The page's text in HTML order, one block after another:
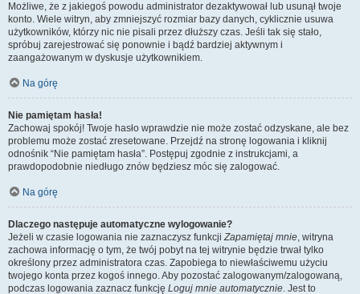
Możliwe, że z jakiegoś powodu administrator dezaktywował lub usunął twoje
konto. Wiele witryn, aby zmniejszyć rozmiar bazy danych, cyklicznie usuwa
użytkowników, którzy nic nie pisali przez dłuższy czas. Jeśli tak się stało,
spróbuj zarejestrować się ponownie i bądź bardziej aktywnym i
zaangażowanym w dyskusje użytkownikiem.
Na górę
Nie pamiętam hasła!
Zachowaj spokój! Twoje hasło wprawdzie nie może zostać odzyskane, ale bez
problemu może zostać zresetowane. Przejdź na stronę logowania i kliknij
odnośnik “Nie pamiętam hasła”. Postępuj zgodnie z instrukcjami, a
prawdopodobnie niedługo znów będziesz móc się zalogować.
Na górę
Dlaczego następuje automatyczne wylogowanie?
Jeżeli w czasie logowania nie zaznaczysz funkcjiZapamiętaj mnie, witryna
zachowa informację o tym, że twój pobyt na tej witrynie będzie trwał tylko
określony przez administratora czas. Zapobiega to niewłaściwemu użyciu
twojego konta przez kogoś innego. Aby pozostać zalogowanym/zalogowaną,
podczas logowania zaznacz funkcję Loguj mnie automatycznie. Jest to